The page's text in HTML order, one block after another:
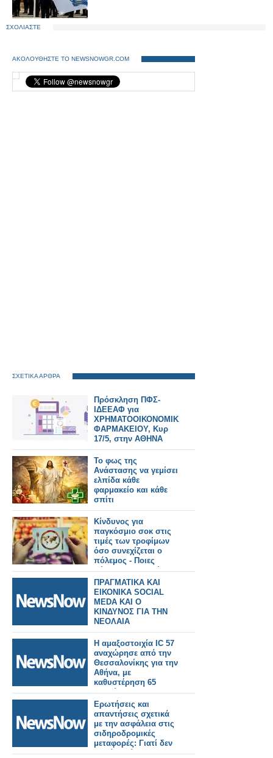
ΣΧΟΛΙΑΣΤΕ
ΑΚΟΛΟΥΘΗΣΤΕ ΤΟ NEWSNOWGR.COM
ΣΧΕΤΙΚΑ ΑΡΘΡΑ
Πρόσκληση ΠΦΣ-
ΙΔΕΕΑΦ για
ΧΡΗΜΑΤΟΟΙΚΟΝΟΜΙΚΑ
ΦΑΡΜΑΚΕΙΟΥ, Κυρ
17/5, στην ΑΘΗΝΑ
Το φως της
Ανάστασης να γεμίσει
ελπίδα κάθε
φαρμακείο και κάθε
σπίτι
Κίνδυνος για
παγκόσμιο σοκ στις
τιμές των τροφίμων
όσο συνεχίζεται ο
πόλεμος - Ποιες
χώρες θα πληγούν
περισσότερο
ΠΡΑΓΜΑΤΙΚΑ ΚΑΙ
ΕΙΚΟΝΙΚΑ SOCIAL
MEDA ΚΑΙ Ο
ΚΙΝΔΥΝΟΣ ΓΙΑ ΤΗΝ
ΝΕΟΛΑΙΑ
Η αμαξοστοιχία IC 57
αναχώρησε από την
Θεσσαλονίκης για την
Αθήνα, με
καθυστέρηση 65
λεπτών.
Ερωτήσεις και
απαντήσεις σχετικά
με την ασφάλεια στις
σιδηροδρομικές
μεταφορές: Γιατί δεν
φοράμε ζώνες